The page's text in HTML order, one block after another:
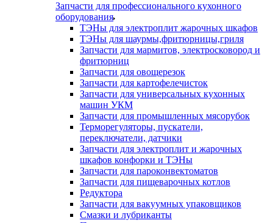
Запчасти для профессионального кухонного
оборудования
ТЭНы для электроплит жарочных шкафов
ТЭНы для шаурмы,фритюрницы,гриля
Запчасти для мармитов, электросковород и
фритюрниц
Запчасти для овощерезок
Запчасти для картофелечисток
Запчасти для универсальных кухонных
машин УКМ
Запчасти для промышленных мясорубок
Терморегуляторы, пускатели,
переключатели, датчики
Запчасти для электроплит и жарочных
шкафов конфорки и ТЭНы
Запчасти для пароконвектоматов
Запчасти для пищеварочных котлов
Редуктора
Запчасти для вакуумных упаковщиков
Смазки и лубриканты